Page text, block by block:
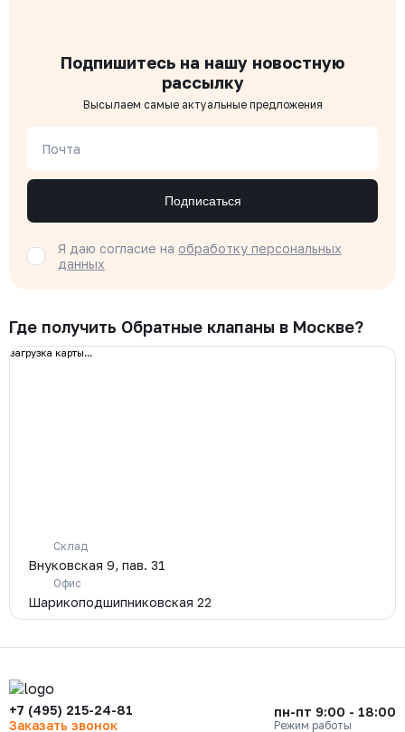
Подпишитесь на нашу новостную
рассылку
Высылаем самые актуальные предложения
Почта
Подписаться
Я даю согласие на обработку персональных
данных
Где получить Обратные клапаны в Москве?
загрузка карты...
Склад
Внуковская 9, пав. 31
Офис
Шарикоподшипниковская 22
+7 (495) 215-24-81
Заказать звонок
пн-пт 9:00 - 18:00
Режим работы